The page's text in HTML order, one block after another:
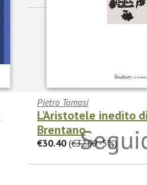
Pietro Tomasi
L'Aristotele inedito
Brentano
€30.40 (€32.00-5%)